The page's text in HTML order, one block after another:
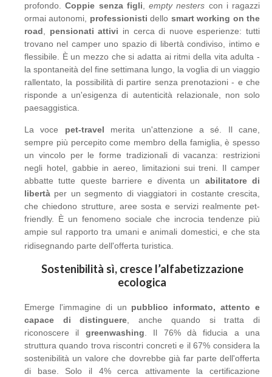
profondo.Coppie senza figli empty nesters con i ragazzi
ormai autonomi, professionisti dello smart working on the
road
pensionati attivi in cerca di nuove esperienze: tutti
trovano nel camper uno spazio di libertà condiviso, intimo e
flessibile. È un mezzo che si adatta ai ritmi della vita adulta -
la spontaneità del fine settimana lungo, la voglia di un viaggio
rallentato, la possibilità di partire senza prenotazioni - e che
risponde a un'esigenza di autenticità relazionale, non solo
paesaggistica.
La voce pet-travel merita un'attenzione a sé. Il cane,
sempre più percepito come membro della famiglia, è spesso
un vincolo per le forme tradizionali di vacanza: restrizioni
negli hotel, gabbie in aereo, limitazioni sui treni. Il camper
abbatte tutte queste barriere e diventa un abilitatore di
libertà per un segmento di viaggiatori in costante crescita,
che chiedono strutture, aree sosta e servizi realmente pet-
friendly. È un fenomeno sociale che incrocia tendenze più
ampie sul rapporto tra umani e animali domestici, e che sta
ridisegnando parte dell'offerta turistica.
Sostenibilità sì, cresce l’alfabetizzazione
ecologica
Emerge l'immagine di un pubblico informato, attento e
capace di distinguere , anche quando si tratta di
riconoscere il greenwashing . Il 76% dà fiducia a una
struttura quando trova riscontri concreti e il 67% considera la
sostenibilità un valore che dovrebbe già far parte dell'offerta
di base. Solo il 4% cerca attivamente la certificazione